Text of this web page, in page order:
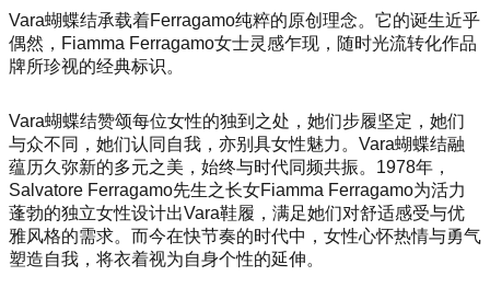
Vara蝴蝶结承载着Ferragamo纯粹的原创理念。它的诞生近乎
偶然，Fiamma Ferragamo女士灵感乍现，随时光流转化作品
牌所珍视的经典标识。
Vara蝴蝶结赞颂每位女性的独到之处，她们步履坚定，她们
与众不同，她们认同自我，亦别具女性魅力。Vara蝴蝶结融
蕴历久弥新的多元之美，始终与时代同频共振。1978年，
Salvatore Ferragamo先生之长女Fiamma Ferragamo为活力
蓬勃的独立女性设计出Vara鞋履，满足她们对舒适感受与优
雅风格的需求。而今在快节奏的时代中，女性心怀热情与勇气
塑造自我，将衣着视为自身个性的延伸。